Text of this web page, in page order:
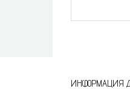
ИНФОРМАЦИЯ